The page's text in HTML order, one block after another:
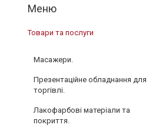
Товари та послуги
Масажери.
Презентаційне обладнання для
торгівлі.
Лакофарбові матеріали та
покриття.